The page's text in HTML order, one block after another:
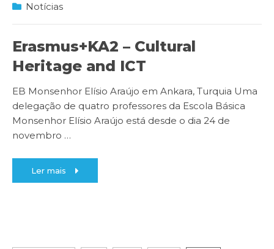
Notícias
Erasmus+KA2 – Cultural
Heritage and ICT
EB Monsenhor Elísio Araújo em Ankara, Turquia Uma
delegação de quatro professores da Escola Básica
Monsenhor Elísio Araújo está desde o dia 24 de
novembro …
Ler mais